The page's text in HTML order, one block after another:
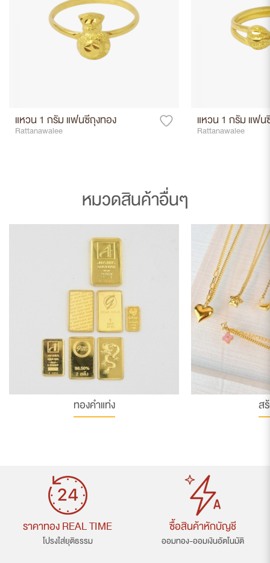
แหวน 1 กรัม แฟนซีถุงทอง
Rattanawalee
แหวน 1 กรัม แฟน
Rattanawalee
หมวดสินค้าอื่นๆ
ทองคำแท่ง ส
ราคาทอง REAL TIME
โปรงใส่ยุติธรรม
ซื้อสินค้าหักบัญชี
ออมทอง-ออมเงินอัตโนมัติ